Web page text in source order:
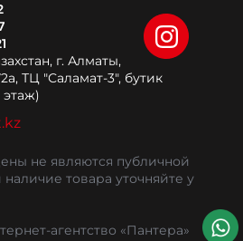
г. Алматы,
ТЦ "Саламат-3", бутик
не являются публичной
товара уточняйте у
агентство «Пантера»